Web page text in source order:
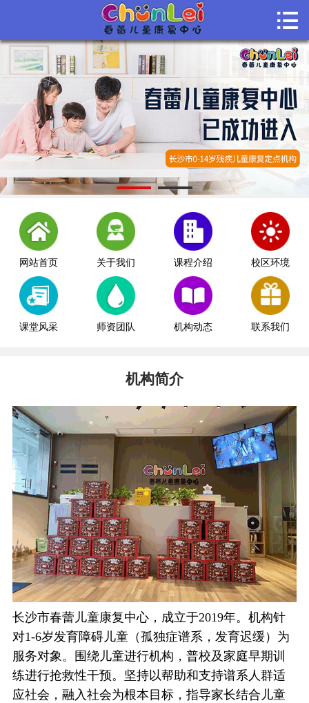
关于我们
课程介绍
课堂风采
师资团队
机构动态
联系我们

网站首页 关于我们 课程介绍 校区环境
课堂风采 师资团队 机构动态 联系我们
机构简介
长沙市春蕾儿童康复中心，成立于2019年。机构针
对1-6岁发育障碍儿童（孤独症谱系，发育迟缓）为
服务对象。围绕儿童进行机构，普校及家庭早期训
练进行抢救性干预。坚持以帮助和支持谱系人群适
应社会，融入社会为根本目标，指导家长结合儿童